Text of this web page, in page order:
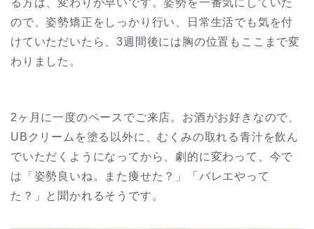
ので、姿勢矯正をしっかり行い、日常生活でも気を付
けていただいたら、3週間後には胸の位置もここまで変
わりました。
2ヶ月に一度のペースでご来店。お酒がお好きなので、
UBクリームを塗る以外に、むくみの取れる青汁を飲ん
でいただくようになってから、劇的に変わって、今で
は「姿勢良いね。また痩せた？」「バレエやって
た？」と聞かれるそうです。